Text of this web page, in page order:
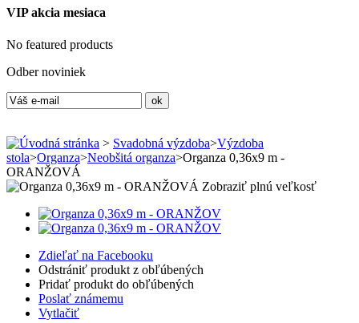
VIP akcia mesiaca
No featured products
Odber noviniek
> Svadobná výzdoba>Výzdoba
stola>Organza>Neobšitá organza>Organza 0,36x9 m -
ORANŽOVÁ
Zobraziť plnú veľkosť
Zdieľať na Facebooku
Odstrániť produkt z obľúbených
Pridať produkt do obľúbených
Poslať známemu
Vytlačiť